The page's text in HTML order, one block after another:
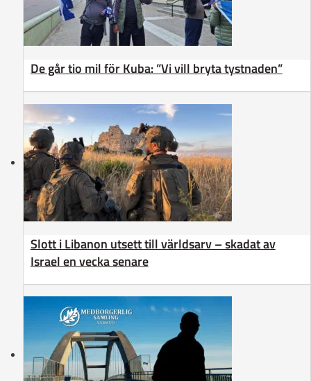
De går tio mil för Kuba: ”Vi vill bryta tystnaden”
Slott i Libanon utsett till världsarv – skadat av
Israel en vecka senare